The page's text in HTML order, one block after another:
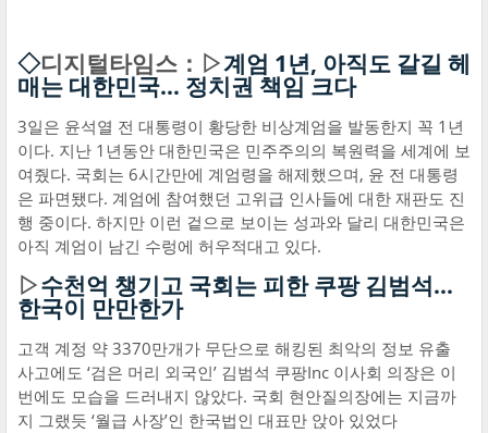
◇디지털타임스：▷계엄 1년, 아직도 갈길 헤
매는 대한민국… 정치권 책임 크다
3일은 윤석열 전 대통령이 황당한 비상계엄을 발동한지 꼭 1년
이다. 지난 1년동안 대한민국은 민주주의의 복원력을 세계에 보
여줬다. 국회는 6시간만에 계엄령을 해제했으며, 윤 전 대통령
은 파면됐다. 계엄에 참여했던 고위급 인사들에 대한 재판도 진
행 중이다. 하지만 이런 겉으로 보이는 성과와 달리 대한민국은
아직 계엄이 남긴 수렁에 허우적대고 있다.
▷수천억 챙기고 국회는 피한 쿠팡 김범석…
한국이 만만한가
고객 계정 약 3370만개가 무단으로 해킹된 최악의 정보 유출
사고에도 ‘검은 머리 외국인’ 김범석 쿠팡Inc 이사회 의장은 이
번에도 모습을 드러내지 않았다. 국회 현안질의장에는 지금까
지 그랬듯 ‘월급 사장’인 한국법인 대표만 앉아 있었다